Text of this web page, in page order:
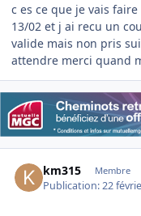
c es ce que je vais
13/02 et j ai recu un
valide mais non pris
attendre merci quand
km315 Membre
Publication:22